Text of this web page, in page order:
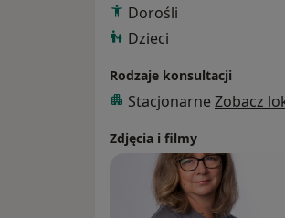
Dorośli
Dzieci
Rodzaje konsultacji
Stacjonarne Zobacz
Zdjęcia i filmy